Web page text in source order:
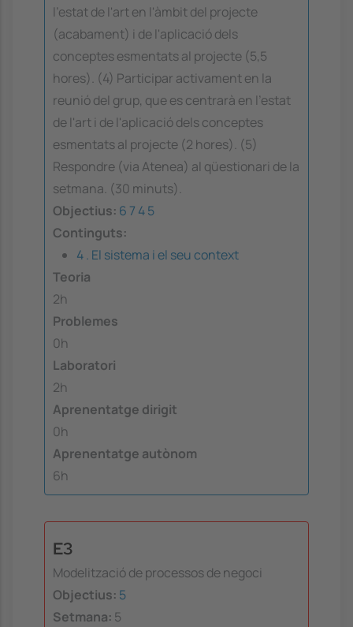
l'estat de l'art en l'àmbit del projecte
(acabament) i de l'aplicació dels
conceptes esmentats al projecte (5,5
hores). (4) Participar activament en la
reunió del grup, que es centrarà en l'estat
de l'art i de l'aplicació dels conceptes
esmentats al projecte (2 hores). (5)
Respondre (via Atenea) al qüestionari de la
setmana. (30 minuts).
Objectius: 6 7 45
Continguts:
4 . El sistema i el seu context
Teoria
2h
Problemes
0h
Laboratori
2h
Aprenentatge dirigit
0h
Aprenentatge autònom
6h
E3
Modelització de processos de negoci
Objectius: 5
Setmana: 5